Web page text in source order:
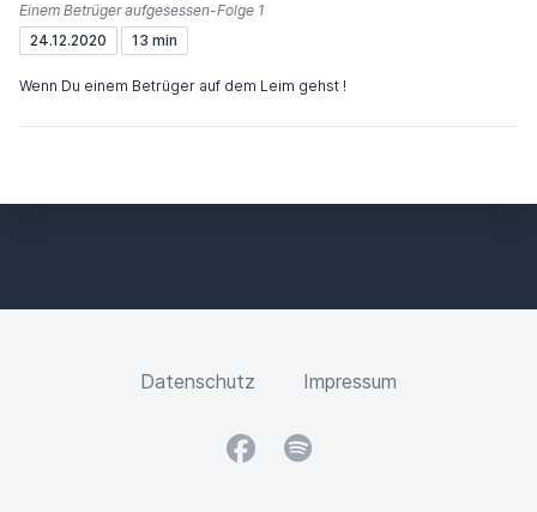
Einem Betrüger aufgesessen-Folge 1
24.12.2020
13 min
Wenn Du einem Betrüger auf dem Leim gehst !
Datenschutz Impressum
FacebookSpotify